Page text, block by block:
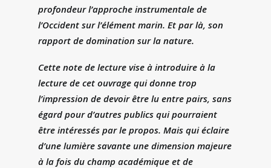
profondeur l’approche instrumentale de
l’Occident sur l’élément marin. Et par là, son
rapport de domination sur la nature.
Cette note de lecture vise à introduire à la
lecture de cet ouvrage qui donne trop
l’impression de devoir être lu entre pairs, sans
égard pour d’autres publics qui pourraient
être intéressés par le propos. Mais qui éclaire
d’une lumière savante une dimension majeure
à la fois du champ académique et de